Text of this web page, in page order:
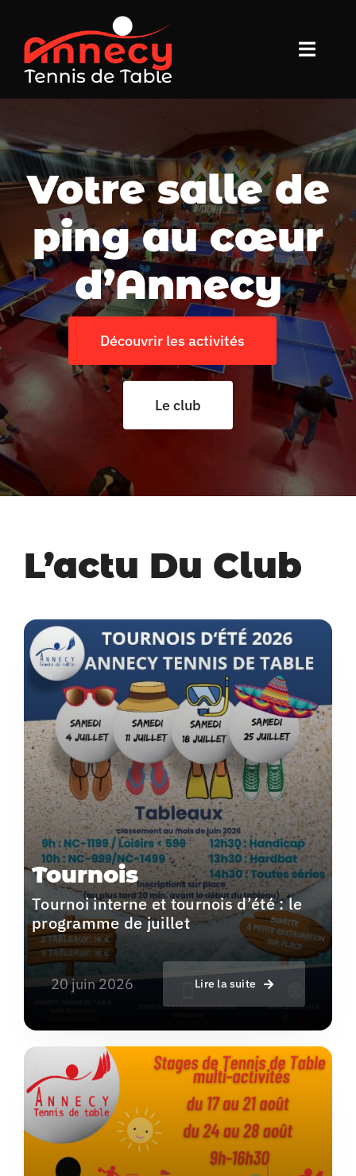
contenu
Toggle
Club
Activités
Compétition
Stages
Actu’
Votre salle de
ping au cœur
d’Annecy
Découvrir les activités
Le club
L’actu Du Club
Tournois
Tournoi interne et tournois d’été : le
programme de juillet
20 juin 2026 Lire la suite